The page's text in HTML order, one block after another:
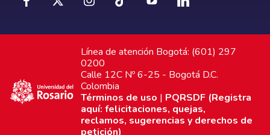
Línea de atención Bogotá: (601) 297
0200
Calle 12C Nº 6-25 - Bogotá D.C.
Colombia
Términos de uso | PQRSDF (Registra
aquí: felicitaciones, quejas,
reclamos, sugerencias y derechos de
petición)